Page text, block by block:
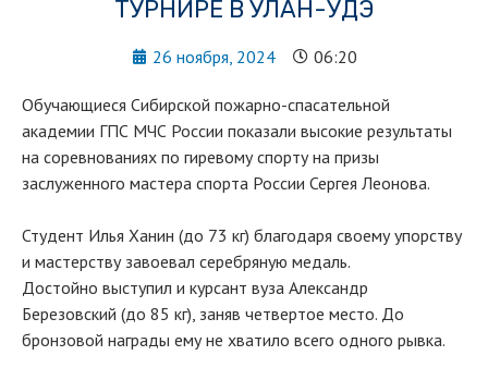
ТУРНИРЕ В УЛАН-УДЭ
26 ноября, 2024 06:20
Обучающиеся Сибирской пожарно-спасательной
академии ГПС МЧС России показали высокие результаты
на соревнованиях по гиревому спорту на призы
заслуженного мастера спорта России Сергея Леонова.
Студент Илья Ханин (до 73 кг) благодаря своему упорству
и мастерству завоевал серебряную медаль.
Достойно выступил и курсант вуза Александр
Березовский (до 85 кг), заняв четвертое место. До
бронзовой награды ему не хватило всего одного рывка.